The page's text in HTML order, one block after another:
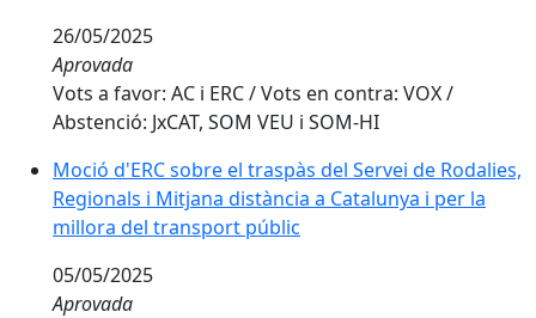
26/05/2025
Aprovada
Vots a favor: AC i ERC / Vots en contra: VOX /
Abstenció: JxCAT, SOM VEU i SOM-HI
Moció d'ERC sobre el traspàs del Servei de Rodalies,
Regionals i Mitjana distància a Catalunya i per la
millora del transport públic
05/05/2025
Aprovada